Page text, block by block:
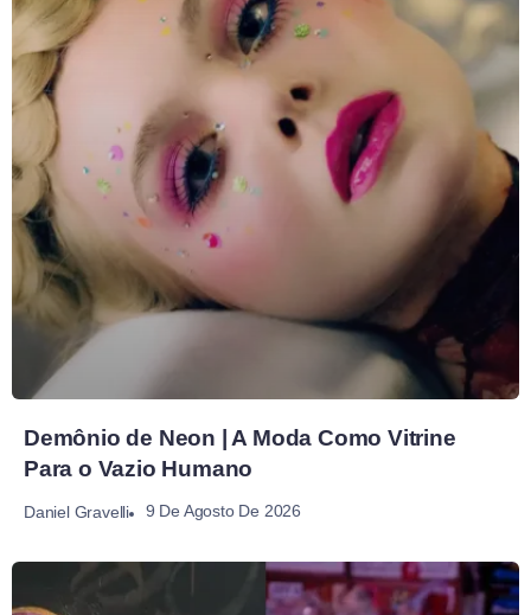
Demônio de Neon | A Moda Como Vitrine
Para o Vazio Humano
Daniel Gravelli 9 De Agosto De 2026